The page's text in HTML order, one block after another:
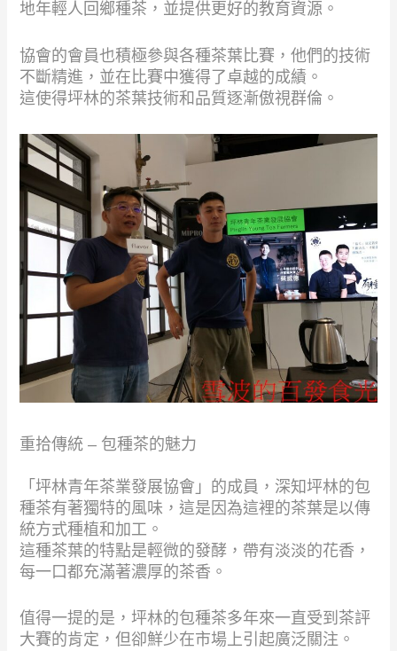
地年輕人回鄉種茶，並提供更好的教育資源。
協會的會員也積極參與各種茶葉比賽，他們的技術
不斷精進，並在比賽中獲得了卓越的成績。
這使得坪林的茶葉技術和品質逐漸傲視群倫。
重拾傳統 – 包種茶的魅力
「坪林青年茶業發展協會」的成員，深知坪林的包
種茶有著獨特的風味，這是因為這裡的茶葉是以傳
統方式種植和加工。
這種茶葉的特點是輕微的發酵，帶有淡淡的花香，
每一口都充滿著濃厚的茶香。
值得一提的是，坪林的包種茶多年來一直受到茶評
大賽的肯定，但卻鮮少在市場上引起廣泛關注。